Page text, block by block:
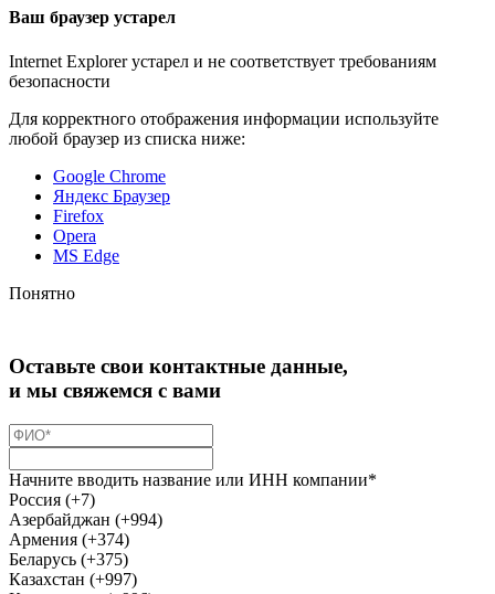
Ваш браузер устарел
Internet Explorer устарел и не соответствует требованиям
безопасности
Для корректного отображения информации используйте
любой браузер из списка ниже:
Google Chrome
Яндекс Браузер
Firefox
Opera
MS Edge
Понятно
Оставьте свои контактные данные,
и мы свяжемся с вами
Начните вводить название или ИНН компании*
Россия (+7)
Азербайджан (+994)
Армения (+374)
Беларусь (+375)
Казахстан (+997)